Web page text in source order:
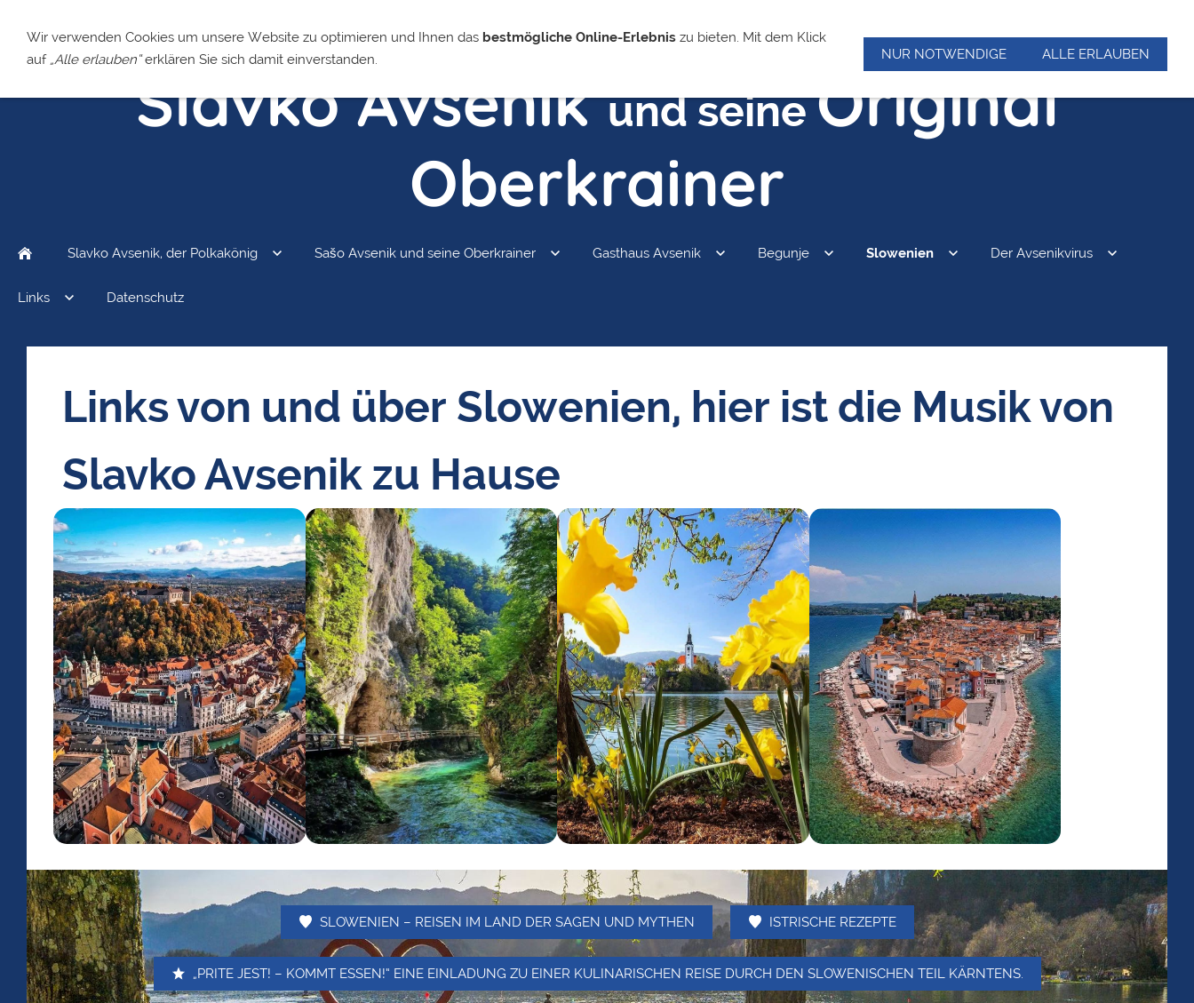
Slavko Avsenikund seineOriginal
Oberkrainer
Slavko Avsenik, der Polkakönig Sašo Avsenik und seine Oberkrainer Gasthaus Avsenik Begunje Slowenien Der Avsenikvirus
Links Datenschutz
Links von und über Slowenien, hier ist die Musik von
Slavko Avsenik zu Hause
SLOWENIEN – REISEN IM LAND DER SAGEN UND MYTHEN ISTRISCHE REZEPTE
„PRITE JEST! – KOMMT ESSEN!“ EINE EINLADUNG ZU EINER KULINARISCHEN REISE DURCH DEN SLOWENISCHEN TEIL KÄRNTENS.
Wir verwenden Cookies um unsere Website zu optimieren und Ihnen das bestmögliche Online-Erlebnis zu bieten. Mit dem Klick
auf „Alle erlauben“erklären Sie sich damit einverstanden. NUR NOTWENDIGE ALLE ERLAUBEN